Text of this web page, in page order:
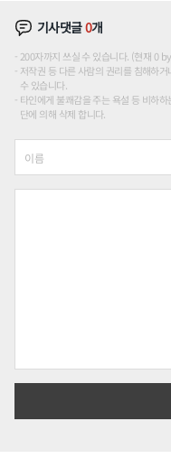
기사댓글0개
200자까지 쓰실 수 있습니다. (현재 0
저작권 등 다른 사람의 권리를 침해하
수 있습니다.
타인에게 불쾌감을 주는 욕설 등 비하
단에 의해 삭제 합니다.